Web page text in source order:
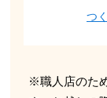
つ
※職人店のた